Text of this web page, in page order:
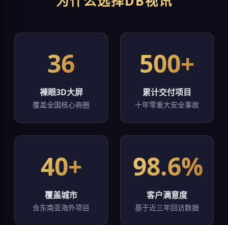
36
裸眼3D大屏
覆盖全国核心商圈
500+
累计交付项目
十年零重大安全事故
40+
覆盖城市
含东南亚海外项目
98.6%
客户满意度
基于近三年回访数据